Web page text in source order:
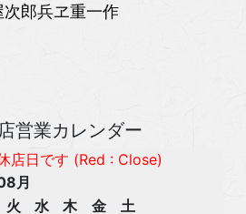
郎兵ヱ重一作
営業カレンダー